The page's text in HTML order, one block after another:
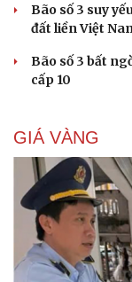
Bão số 3 suy
đất liền Việt
Bão số 3 bất
cấp 10
GIÁ VÀNG